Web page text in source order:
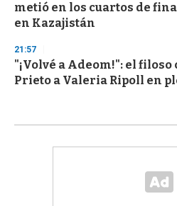
metió en los cuartos de
en Kazajistán
21:57
"¡Volvé a Adeom!": el
Prieto a Valeria Ripoll en